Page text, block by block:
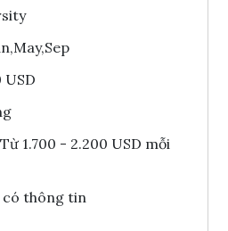
USD
Từ 1.700 - 2.200 USD mỗi
có thông tin